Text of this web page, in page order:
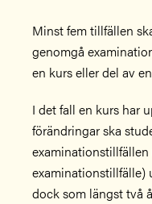
Minst fem tillfällen
genomgå
en kurs eller del av
I det fall en kurs har
förändringar ska
examinationstillfälle)
dock som längst två